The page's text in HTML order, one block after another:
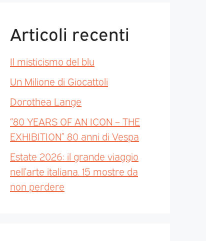
Articoli recenti
Il misticismo del blu
Un Milione di Giocattoli
Dorothea Lange
“80 YEARS OF AN ICON – THE
EXHIBITION” 80 anni di Vespa
Estate 2026: il grande viaggio
nell’arte italiana. 15 mostre da
non perdere